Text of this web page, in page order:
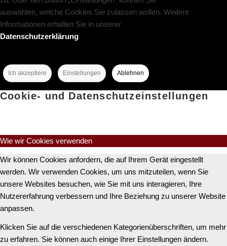
auswählen, welche Cookies Sie zulassen wollen. Weitere
Informationen erhalten Sie in unserer
Datenschutzerklärung.
Ich akzeptiere Einstellungen Ablehnen
Cookie- und Datenschutzeinstellungen
Wie wir Cookies verwenden
Wir können Cookies anfordern, die auf Ihrem Gerät eingestellt
werden. Wir verwenden Cookies, um uns mitzuteilen, wenn Sie
unsere Websites besuchen, wie Sie mit uns interagieren, Ihre
Nutzererfahrung verbessern und Ihre Beziehung zu unserer Website
anpassen.
Klicken Sie auf die verschiedenen Kategorienüberschriften, um mehr
zu erfahren. Sie können auch einige Ihrer Einstellungen ändern.